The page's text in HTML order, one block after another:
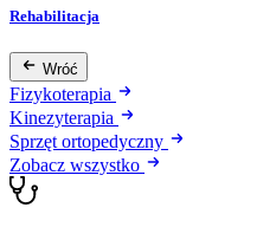
Rehabilitacja
Wróć
Fizykoterapia
Kinezyterapia
Sprzęt ortopedyczny
Zobacz wszystko